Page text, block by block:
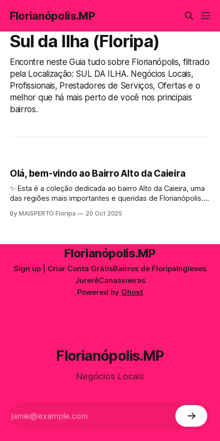
Florianópolis.MP
Sul da Ilha (Floripa)
Encontre neste Guia tudo sobre Florianópolis, filtrado
pela Localização: SUL DA ILHA. Negócios Locais,
Profissionais, Prestadores de Serviços, Ofertas e o
melhor que há mais perto de você nos principais
bairros.
Olá, bem-vindo ao Bairro Alto da Caieira
✨ Esta é a coleção dedicada ao bairro Alto da Caieira, uma
das regiões mais importantes e queridas de Florianópolis.
eventos, gastronomia, turismo, história, serviços,
Mais do que um simples
By MAISPERTO Floripa 20 Oct 2025
Florianópolis.MP
Sign up | Criar Conta GrátisBairros de FloripaIngleses
JurerêCanasvieiras
Powered by Ghost
Florianópolis.MP
Negócios Locais